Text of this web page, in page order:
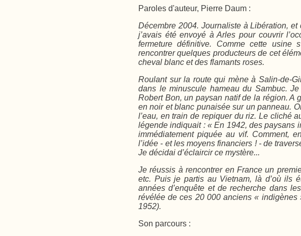
Paroles d'auteur, Pierre Daum :
Décembre 2004. Journaliste àLibération, et
j’avais été envoyé à Arles pour couvrir
fermeture définitive. Comme cette usine
rencontrer quelques producteurs de cet
cheval blanc et des flamants roses.
Roulant sur la route qui mène à Salin-de-
dans le minuscule hameau du Sambuc.
Robert Bon, un paysan natif de la région. A
en noir et blanc punaisée sur un panneau.
l’eau, en train de repiquer du riz. Le cliché
légende indiquait : «En 1942, des paysans
immédiatement piquée au vif. Comment,
l’idée - et les moyens financiers ! - de
Je décidai d’éclaircir ce mystère...
Je réussis à rencontrer en France un
etc. Puis je partis au Vietnam, là d’où ils
années d’enquête et de recherche dans
révélée de ces 20 000 anciens « indigènes
1952).
Son parcours :